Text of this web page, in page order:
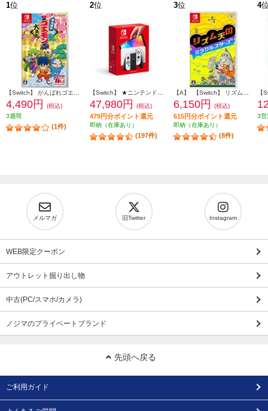
1位
【Switch】 がんばれゴエモン大集合！
4,490円
(税込)
3週間
(1件)
2位
【Switch】 ★ニンテンドースイッチ本体 Nintendo Switch（有機ELモデル） Joy-Con(L)/(R) ホワイト
47,980円 (税込)
479円分ポイント還元
即納（在庫あり）
(197件)
3位
【A】 【Switch】 リズム天国 ミラクルスターズ
6,150円 (税込)
615円分ポイント還元
即納（在庫あり）
(8件)
4
3営
メルマガ 旧Twitter Instagram
WEB限定クーポン
アウトレット掘り出し物
中古(PC/スマホ/カメラ)
ノジマのプライベートブランド
先頭へ戻る
ご利用ガイド